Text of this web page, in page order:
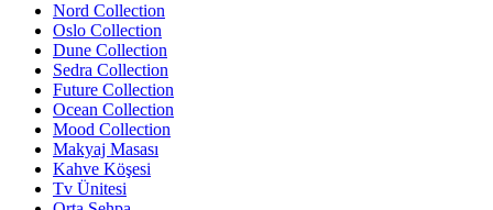
Nord Collection
Oslo Collection
Dune Collection
Sedra Collection
Future Collection
Ocean Collection
Mood Collection
Makyaj Masası
Kahve Köşesi
Tv Ünitesi